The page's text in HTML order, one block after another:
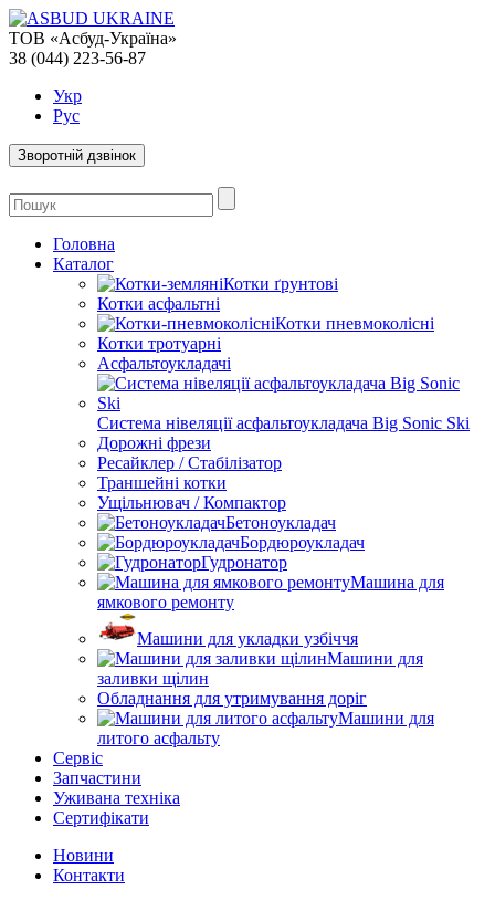
ТОВ «Асбуд-Україна»
38 (044) 223-56-87
Укр
Рус
Зворотній дзвінок
Головна
Каталог
Котки ґрунтові
Котки асфальтні
Котки пневмоколісні
Котки тротуарні
Асфальтоукладачі
Система нівеляції асфальтоукладача Big Sonic Ski
Дорожні фрези
Ресайклер / Стабілізатор
Траншейні котки
Ущільнювач / Компактор
Бетоноукладач
Бордюроукладач
Гудронатор
Машина для
ямкового ремонту
Машини для укладки узбіччя
Машини для
заливки щілин
Обладнання для утримування доріг
Машини для
литого асфальту
Сервіс
Запчастини
Уживана техніка
Сертифікати
Новини
Контакти